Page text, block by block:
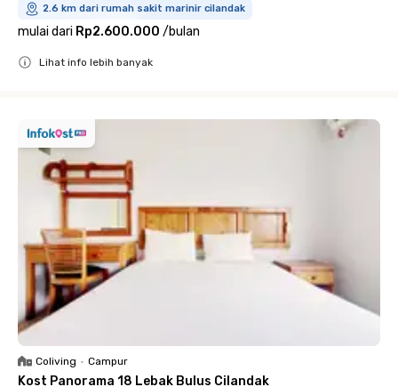
2.6 km dari rumah sakit marinir cilandak
mulai dari Rp2.600.000 /bulan
Lihat info lebih banyak
Coliving • Campur
Kost Panorama 18 Lebak Bulus Cilandak